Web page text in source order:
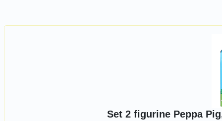
Set 2 figurine Peppa